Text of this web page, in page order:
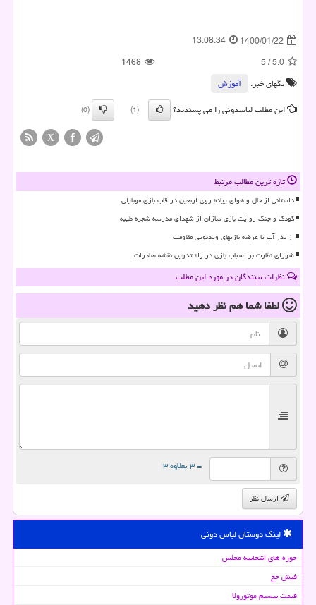
1400/01/22
13:08:34
5.0
/
5
1468
تگهای خبر:
آموزش
این مطلب لباسدونی را می پسندید؟
(1)
(0)
X
تازه ترین مطالب مرتبط
داستانی از حال و هوای پیاده روی اربعین در قاب بازی موبایلی
کودک و جنگ روایت بازی سازان از شهدای مدرسه شجره طیبه
از نذر آب تا عرضه بازیهای ویدئویی مقاومت
شورای نظارت بر اسباب بازی در راه تدوین نقشه صادرات
نظرات بینندگان در مورد این مطلب
لطفا شما همنظر دهید
= ۳ بعلاوه ۳
ارسال نظر
لینک دوستان لباس دونی
حوزه های انتخابیه مجلس
فیش حج
قیمت بیسیم موتورولا